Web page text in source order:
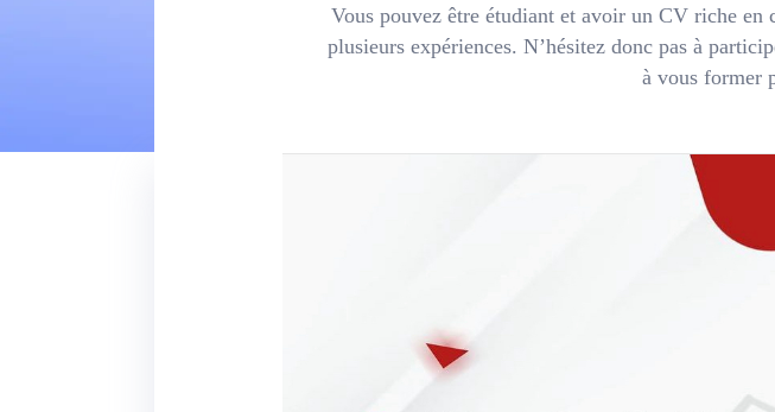
Vous pouvez être étudiant et avoir un CV riche en
plusieurs expériences. N’hésitez donc pas à
à vous former